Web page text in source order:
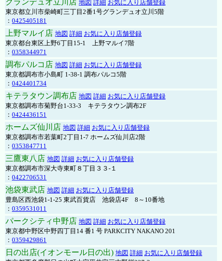
グランデュオ立川店 地図 詳細 お気に入り店舗登録
東京都立川市柴崎町三丁目2番1号グランデュオ立川5階
： 0425405181
上野マルイ店 地図 詳細 お気に入り店舗登録
東京都台東区上野6丁目15-1 上野マルイ7階
： 0358344971
調布パルコ店 地図 詳細 お気に入り店舗登録
東京都調布市小島町 1-38-1 調布パルコ5階
： 0424401734
キテラタウン調布店 地図 詳細 お気に入り店舗登録
東京都調布市菊野台1-33-3 キテラタウン調布2F
： 0424436151
ホームズ仙川店 地図 詳細 お気に入り店舗登録
東京都調布市若葉町2丁目1-7 ホームズ仙川店2階
： 0353847711
三鷹東八店 地図 詳細 お気に入り店舗登録
東京都調布市深大寺東町８丁目３３-１
： 0422706531
池袋東武店 地図 詳細 お気に入り店舗登録
豊島区西池袋1-1-25 東武百貨店 池袋店4F 8～10番地
： 0359531011
パークシティ中野店 地図 詳細 お気に入り店舗登録
東京都中野区中野四丁目14 番1 号 PARKCITY NAKANO 201
： 0359429861
日の出店(イオンモール日の出) 地図 詳細 お気に入り店舗登録